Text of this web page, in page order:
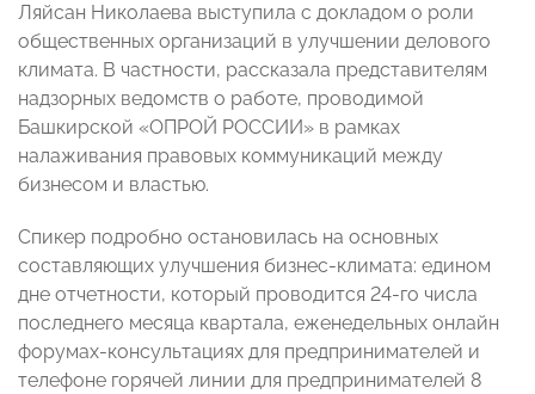
Ляйсан Николаева выступила с докладом о роли
общественных организаций в улучшении делового
климата. В частности, рассказала представителям
надзорных ведомств о работе, проводимой
Башкирской «ОПРОЙ РОССИИ» в рамках
налаживания правовых коммуникаций между
бизнесом и властью.
Спикер подробно остановилась на основных
составляющих улучшения бизнес-климата: едином
дне отчетности, который проводится 24-го числа
последнего месяца квартала, еженедельных онлайн
форумах-консультациях для предпринимателей и
телефоне горячей линии для предпринимателей 8